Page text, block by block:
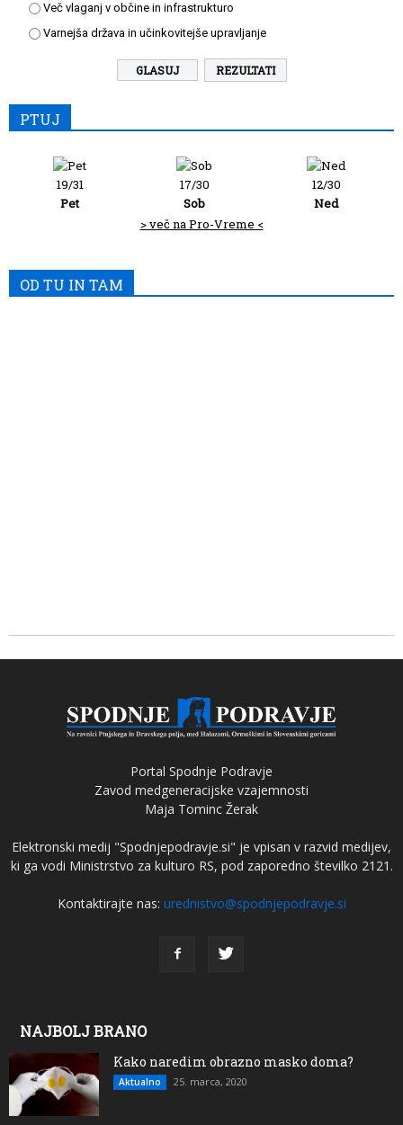
Več vlaganj v občine in infrastrukturo
Varnejša država in učinkovitejše upravljanje
REZULTATI
PTUJ
19/31
Pet
17/30
Sob
12/30
Ned
> več na Pro-Vreme <
OD TU IN TAM
Portal Spodnje Podravje
Zavod medgeneracijske vzajemnosti
Maja Tominc Žerak
Elektronski medij "Spodnjepodravje.si" je vpisan v razvid medijev,
ki ga vodi Ministrstvo za kulturo RS, pod zaporedno številko 2121.
Kontaktirajte nas: urednistvo@spodnjepodravje.si
NAJBOLJ BRANO
Kako naredim obrazno masko doma?
Aktualno 25. marca, 2020